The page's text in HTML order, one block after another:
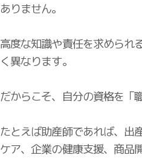
ありません。
高度な知識や責任を求められ
く異なります。
だからこそ、自分の資格を「
たとえば助産師であれば、出
ケア、企業の健康支援、商品